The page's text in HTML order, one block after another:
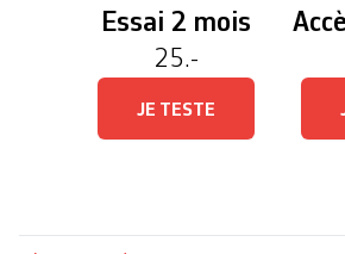
Essai 2 mois
25.-
JE TESTE